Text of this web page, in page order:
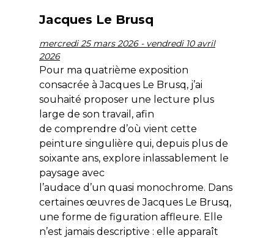
Jacques Le Brusq
mercredi 25 mars 2026 - vendredi 10 avril
2026
Pour ma quatrième exposition
consacrée à Jacques Le Brusq, j’ai
souhaité proposer une lecture plus
large de son travail, afin
de comprendre d’où vient cette
peinture singulière qui, depuis plus de
soixante ans, explore inlassablement le
paysage avec
l’audace d’un quasi monochrome. Dans
certaines œuvres de Jacques Le Brusq,
une forme de figuration affleure. Elle
n’est jamais descriptive : elle apparaît